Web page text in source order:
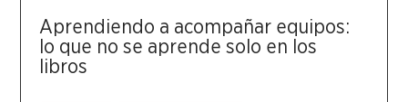
Aprendiendo a acompañar equipos:
lo que no se aprende solo en los
libros